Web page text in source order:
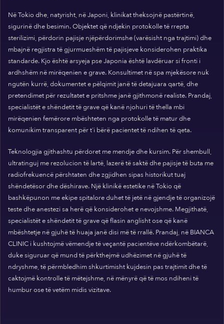
Në Tokio dhe, natyrisht, në Japoni, klinikat theksojnë pastërtinë,
sigurinë dhe besimin. Objektet që ndjekin protokolle të rrepta
sterilizimi, përdorin pajisje njëpërdorimshe (varësisht nga trajtimi) dhe
mbajnë regjistra të gjurmueshëm të pajisjeve konsiderohen praktika
standarde. Kjo është arsyeja pse Japonia është lavdëruar si fronti i
ardhshëm në mirëqenien e grave. Konsultimet në spa mjekësore nuk
ngutën kurrë, dokumentet e pëlqimit janë të detajuara qartë, dhe
pretendimet për rezultatet e pritshme janë gjithmonë realiste. Prandaj,
specialistët e shëndetit të grave që kanë njohuri të thella mbi
mirëqenien femërore mbështeten nga protokolle të matur dhe
komunikim transparent për t'i bërë pacientet të ndihen të qeta.
Teknologjia gjithashtu përdoret me mendje dhe kursim. Për shembull,
ultratinguj me rezolucion të lartë, lazerë të saktë dhe pajisje të buta me
radiofrekuencë përshtaten dhe zgjidhen sipas historikut tuaj
shëndetësor dhe dëshirave. Një klinikë estetike në Tokio që
bashkëpunon me ekipe spitalore duhet të jetë në gjendje të organizojë
teste dhe anestezi sa herë që konsiderohet e nevojshme. Megjithatë,
specialistët e shëndetit të grave që flasin anglisht ose që kanë
mbështetje në gjuhë të huaja janë disi më të rrallë. Prandaj, në BIANCA
CLINIC i kushtojmë vëmendje të veçantë pacientëve ndërkombëtarë,
duke siguruar që mund të përkthejmë udhëzimet në gjuhë të
ndryshme, të përmbledhim shkurtimisht kujdesin pas trajtimit dhe të
caktojmë kontrolle të mëtejshme, në mënyrë që të mos ndiheni të
humbur ose të vetëm midis vizitave.